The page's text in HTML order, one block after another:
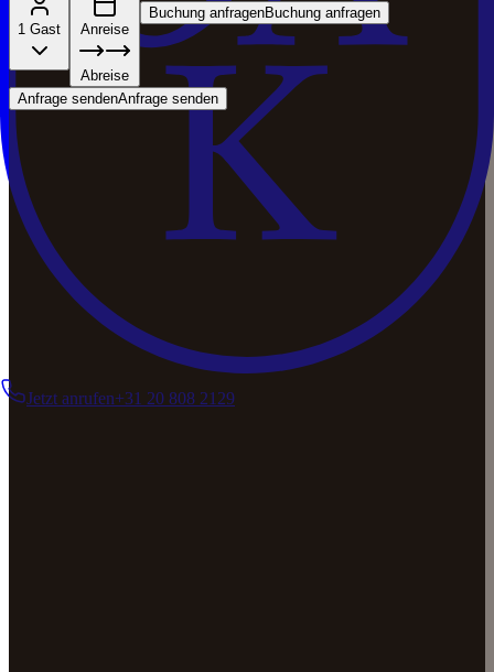
Jetzt anrufen+31 20 808 2129
1 Gast Anreise
Abreise
Buchung anfragenBuchung anfragen
Anfrage sendenAnfrage senden